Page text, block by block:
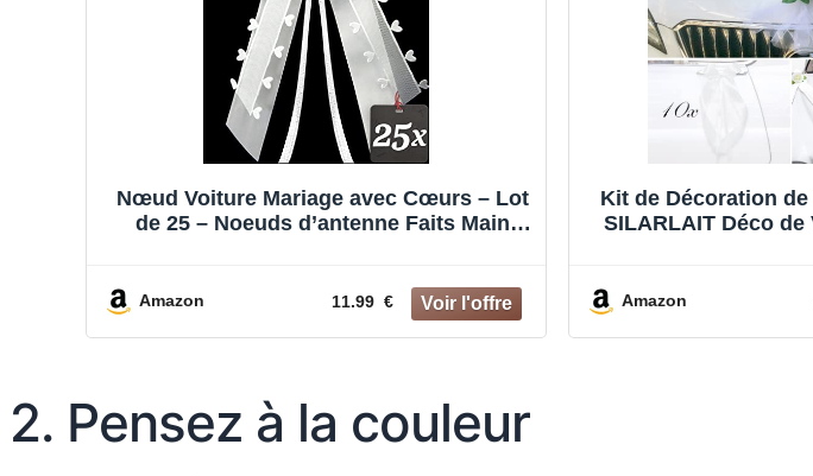
Nœud Voiture Mariage avec Cœurs – Lot
de 25 – Noeuds d’antenne Faits Main
sur la Voiture
Amazon 11.99 €
Kit de Décoration
SILARLAIT Déco
Ventouse &
Amazon
2. Pensez à la couleur